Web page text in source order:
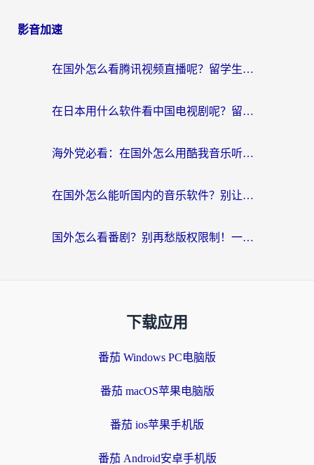
影音加速
在国外怎么看腾讯视频直播呢？留学生亲测有效的回国加速指南
在日本用什么软件看中国电视剧呢？留学生亲测有效的回国加速方案
海外党必看：在国外怎么用酷我音乐听音乐？告别“地区不支持”的实用指南
在国外怎么能听国内的音乐软件？别让版权限制断了你的“中文歌单”
国外怎么看番剧？别再愁版权限制！一个工具解决所有回国追剧难题
下载应用
番茄 Windows PC电脑版
番茄 macOS苹果电脑版
番茄 ios苹果手机版
番茄 Android安卓手机版